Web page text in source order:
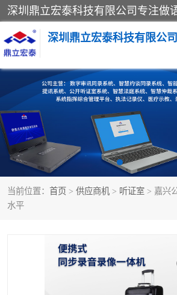
深圳鼎立宏泰科技有限公司
当前位置： 首页 > 供应商机 > 听证室 > 嘉兴
水平
同步录音录像设备 便携
数字法庭 听证室
远程提讯 语音识